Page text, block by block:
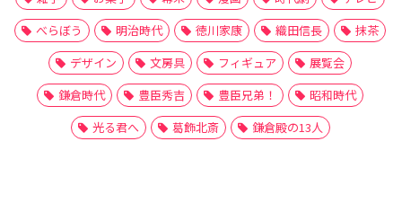
べらぼう
明治時代 徳川家康 織田信長
抹茶
デザイン
文房具 フィギュア
展覧会
鎌倉時代
豊臣秀吉 豊臣兄弟！
昭和時代
光る君へ
葛飾北斎 鎌倉殿の13人